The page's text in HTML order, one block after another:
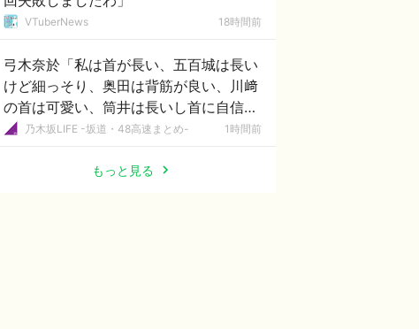
VTuberNews 18時間前
弓木奈於「私は首が長い、五百城は長い
けど細っそり、奥田は背筋が良い、川﨑
の首は可愛い、筒井は長いし首に自信を
持っている」
乃木坂LIFE -坂道・48高速まとめ- 1時間前
もっと見る